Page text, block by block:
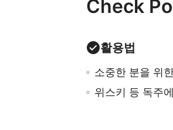
Check
활용법
소중한 분을 위
위스키 등 독주